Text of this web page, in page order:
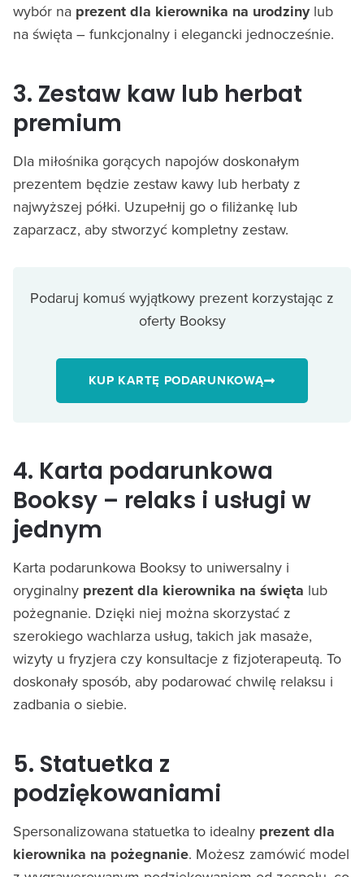
wybór na prezent dla kierownika na urodzinylub
na święta – funkcjonalny i elegancki jednocześnie.
3. Zestaw kaw lub herbat
premium
Dla miłośnika gorących napojów doskonałym
prezentem będzie zestaw kawy lub herbaty z
najwyższej półki. Uzupełnij go o filiżankę lub
zaparzacz, aby stworzyć kompletny zestaw.
Podaruj komuś wyjątkowy prezent korzystając z
oferty Booksy
KUP KARTĘ PODARUNKOWĄ
4. Karta podarunkowa
Booksy – relaks i usługi w
jednym
Karta podarunkowa Booksy to uniwersalny i
oryginalny prezent dla kierownika na święta lub
pożegnanie. Dzięki niej można skorzystać z
szerokiego wachlarza usług, takich jak masaże,
wizyty u fryzjera czy konsultacje z fizjoterapeutą. To
doskonały sposób, aby podarować chwilę relaksu i
zadbania o siebie.
5. Statuetka z
podziękowaniami
Spersonalizowana statuetka to idealny prezent dla
kierownika na pożegnanie. Możesz zamówić model